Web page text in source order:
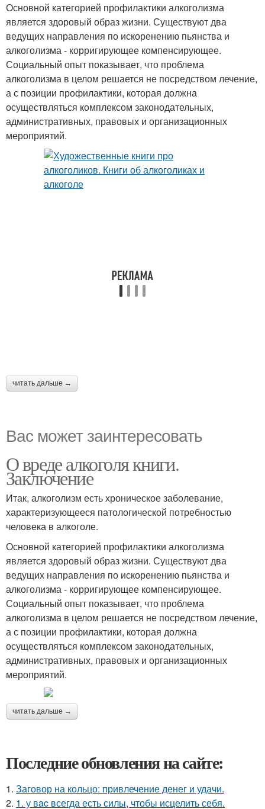
Основной категорией профилактики алкоголизма
является здоровый образ жизни. Существуют два
ведущих направления по искоренению пьянства и
алкоголизма - корригирующее компенсирующее.
Социальный опыт показывает, что проблема
алкоголизма в целом решается не посредством лечение,
а с позиции профилактики, которая должна
осуществляться комплексом законодательных,
административных, правовых и организационных
мероприятий.
читать дальше →
Вас может заинтересовать
О вреде алкоголя книги.
Заключение
Итак, алкоголизм есть хроническое заболевание,
характеризующееся патологической потребностью
человека в алкоголе.
Основной категорией профилактики алкоголизма
является здоровый образ жизни. Существуют два
ведущих направления по искоренению пьянства и
алкоголизма - корригирующее компенсирующее.
Социальный опыт показывает, что проблема
алкоголизма в целом решается не посредством лечение,
а с позиции профилактики, которая должна
осуществляться комплексом законодательных,
административных, правовых и организационных
мероприятий.
читать дальше →
Последние обновления на сайте:
1. Заговор на кольцо: привлечение денег и удачи.
2. 1. у вac всегда есть силы, чтобы исцелить себя.